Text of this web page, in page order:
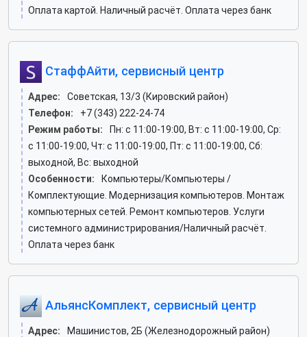
Оплата картой. Наличный расчёт. Оплата через банк
СтаффАйти, сервисный центр
Адрес:
Советская, 13/3 (Кировский район)
Телефон:
+7 (343) 222-24-74
Режим работы:
Пн: c 11:00-19:00, Вт: c 11:00-19:00, Ср:
c 11:00-19:00, Чт: c 11:00-19:00, Пт: c 11:00-19:00, Сб:
выходной, Вс: выходной
Особенности:
Компьютеры/Компьютеры /
Комплектующие. Модернизация компьютеров. Монтаж
компьютерных сетей. Ремонт компьютеров. Услуги
системного администрирования/Наличный расчёт.
Оплата через банк
АльянсКомплект, сервисный центр
Адрес:
Машинистов, 2Б (Железнодорожный район)